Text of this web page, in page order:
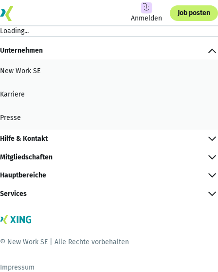
Anmelden
Job posten
Loading...
Unternehmen
New Work SE
Karriere
Presse
Hilfe & Kontakt
Mitgliedschaften
Hauptbereiche
Services
© New Work SE | Alle Rechte vorbehalten
Impressum